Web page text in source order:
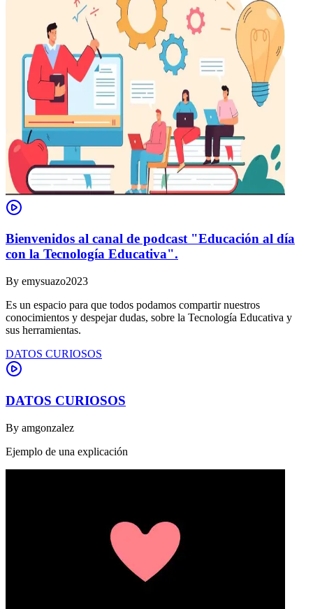
Bienvenidos al canal de podcast "Educación al día
con la Tecnología Educativa".
By emysuazo2023
Es un espacio para que todos podamos compartir nuestros
conocimientos y despejar dudas, sobre la Tecnología Educativa y
sus herramientas.
DATOS CURIOSOS
DATOS CURIOSOS
By amgonzalez
Ejemplo de una explicación